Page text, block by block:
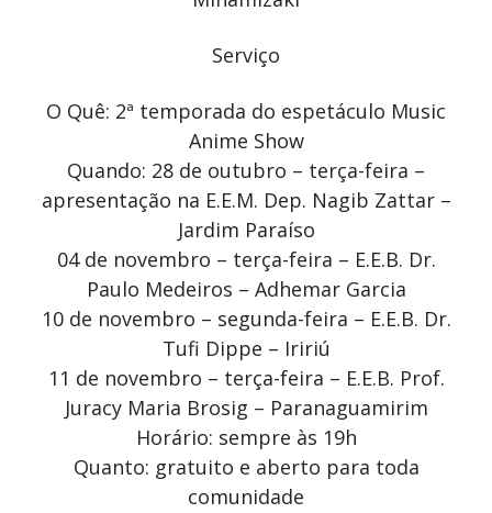
Serviço
O Quê: 2ª temporada do espetáculo Music
Anime Show
Quando: 28 de outubro – terça-feira –
apresentação na E.E.M. Dep. Nagib Zattar –
Jardim Paraíso
04 de novembro – terça-feira – E.E.B. Dr.
Paulo Medeiros – Adhemar Garcia
10 de novembro – segunda-feira – E.E.B. Dr.
Tufi Dippe – Iririú
11 de novembro – terça-feira – E.E.B. Prof.
Juracy Maria Brosig – Paranaguamirim
Horário: sempre às 19h
Quanto: gratuito e aberto para toda
comunidade